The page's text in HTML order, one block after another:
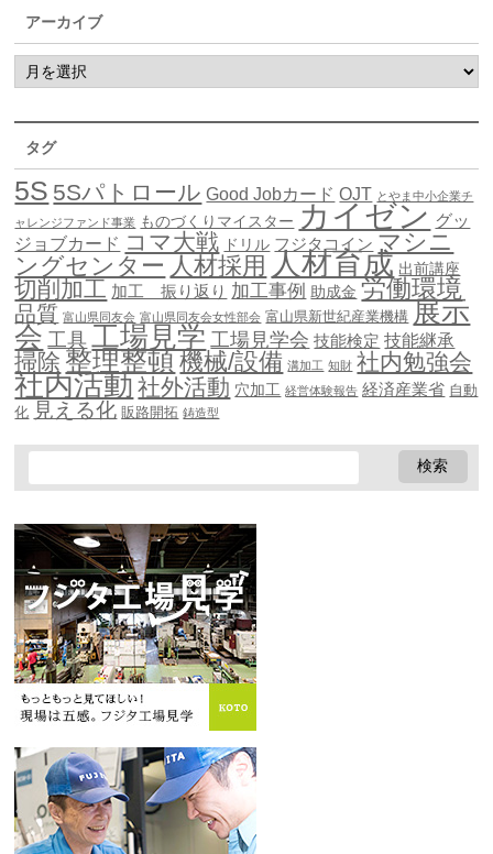
アーカイブ
タグ
5S 5Sパトロール Good Jobカード OJT とやま中小企業チ
ャレンジファンド事業 ものづくりマイスター カイゼン グッ
ジョブカード コマ大戦 ドリル フジタコイン マシニ
ングセンター 人材採用 人材育成 出前講座
切削加工 加工 振り返り 加工事例 助成金 労働環境
品質 富山県同友会 富山県同友会女性部会 富山県新世紀産業機構 展示
会 工具 工場見学 工場見学会 技能検定 技能継承
掃除 整理整頓機械/設備 溝加工 知財 社内勉強会
社内活動社外活動 穴加工 経営体験報告 経済産業省 自動
化 見える化 販路開拓 鋳造型